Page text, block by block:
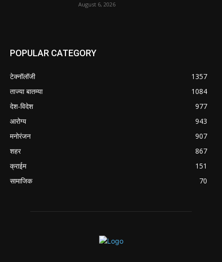
August 6, 2026
POPULAR CATEGORY
टेक्नॉलॉजी
1357
ताज्या बातम्या
1084
देश-विदेश
977
आरोग्य
943
मनोरंजन
907
शहर
867
क्राईम
151
सामाजिक
70